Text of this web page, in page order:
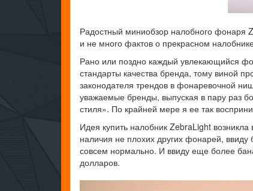
Радостный миниобзор налобного фонаря
и не много фактов о прекрасном
Рано или поздно каждый увлекающийся
стандарты качества бренда, тому виной
законодателя трендов в фонаревочной
уважаемые бренды, выпуская в пару раз
стиля». По крайней мере я ее так
Идея купить налобник ZebraLight
наличия не плохих других фонарей,
совсем нормально. И ввиду еще более
долларов.